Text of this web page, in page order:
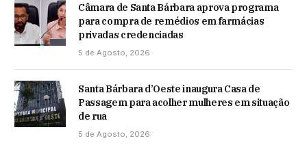
Câmara de Santa Bárbara aprova programa
para compra de remédios em farmácias
privadas credenciadas
5 de Agosto, 2026
Santa Bárbara d’Oeste inaugura Casa de
Passagem para acolher mulheres em situação
de rua
5 de Agosto, 2026